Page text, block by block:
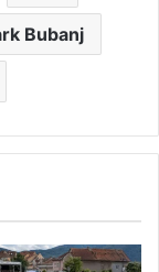
Bubanj